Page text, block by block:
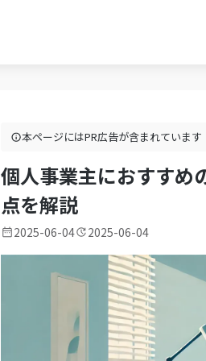
本ページにはPR広告が含まれています
個人事業主におすすめ
点を解説
2025-06-04 2025-06-04